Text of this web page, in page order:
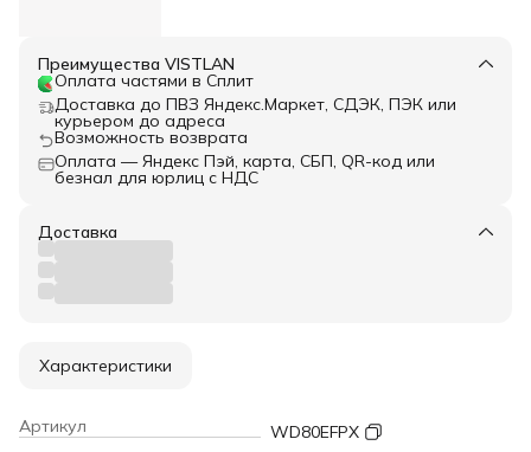
Преимущества VISTLAN
Оплата частями в Сплит
Доставка до ПВЗ Яндекс.Маркет, СДЭК, ПЭК или
курьером до адреса
Возможность возврата
Оплата — Яндекс Пэй, карта, СБП, QR-код или
безнал для юрлиц с НДС
Доставка
Характеристики
Артикул
WD80EFPX